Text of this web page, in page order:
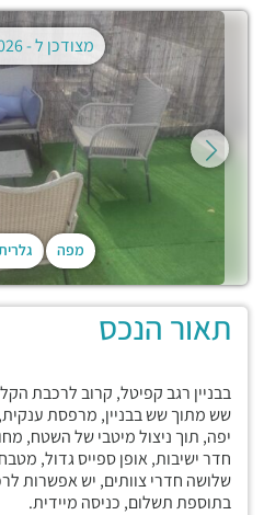
מפה
מצודכן ל -02.08.2026
תאור הנכס
בבניין רגב קפיטל, קרוב לרכבת
יפה, תוך ניצול מיטבי של השטח,
חדר ישיבות, אופן ספייס גדול,
שלושה חדרי צוותים, יש אפשרות
בתוספת תשלום, כניסה מיידית.